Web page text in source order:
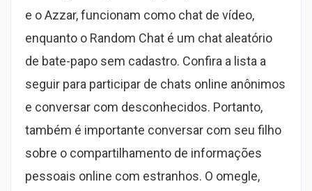
e o Azzar, funcionam como chat de vídeo,
enquanto o Random Chat é um chat aleatório
de bate-papo sem cadastro. Confira a lista a
seguir para participar de chats online anônimos
e conversar com desconhecidos. Portanto,
também é importante conversar com seu filho
sobre o compartilhamento de informações
pessoais online com estranhos. O omegle,